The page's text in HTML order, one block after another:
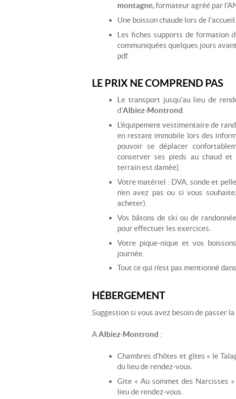
montagne,formateur agréé par
Une boisson chaude lors de l'accueil.
Les fiches supports de formation
communiquées quelques jours
pdf.
LE PRIX NE COMPREND PAS
Le transport jusqu'au lieu de
d'Albiez-Montrond
L'équipement vestimentaire de
en restant immobile lors des
pouvoir se déplacer
conserver ses pieds au chaud
terrain est damée).
Votre matériel : DVA, sonde et
n'en avez pas ou si vous
acheter).
Vos bâtons de ski ou de
pour effectuer les exercices.
Votre pique-nique et vos
journée.
Tout ce qui n'est pas mentionné
HÉBERGEMENT
Suggestion si vous avez besoin de passer
AAlbiez-Montrond :
Chambres d’hôtes et gîtes « le
du lieu de rendez-vous.
Gite « Au sommet des Narcisses
lieu de rendez-vous.